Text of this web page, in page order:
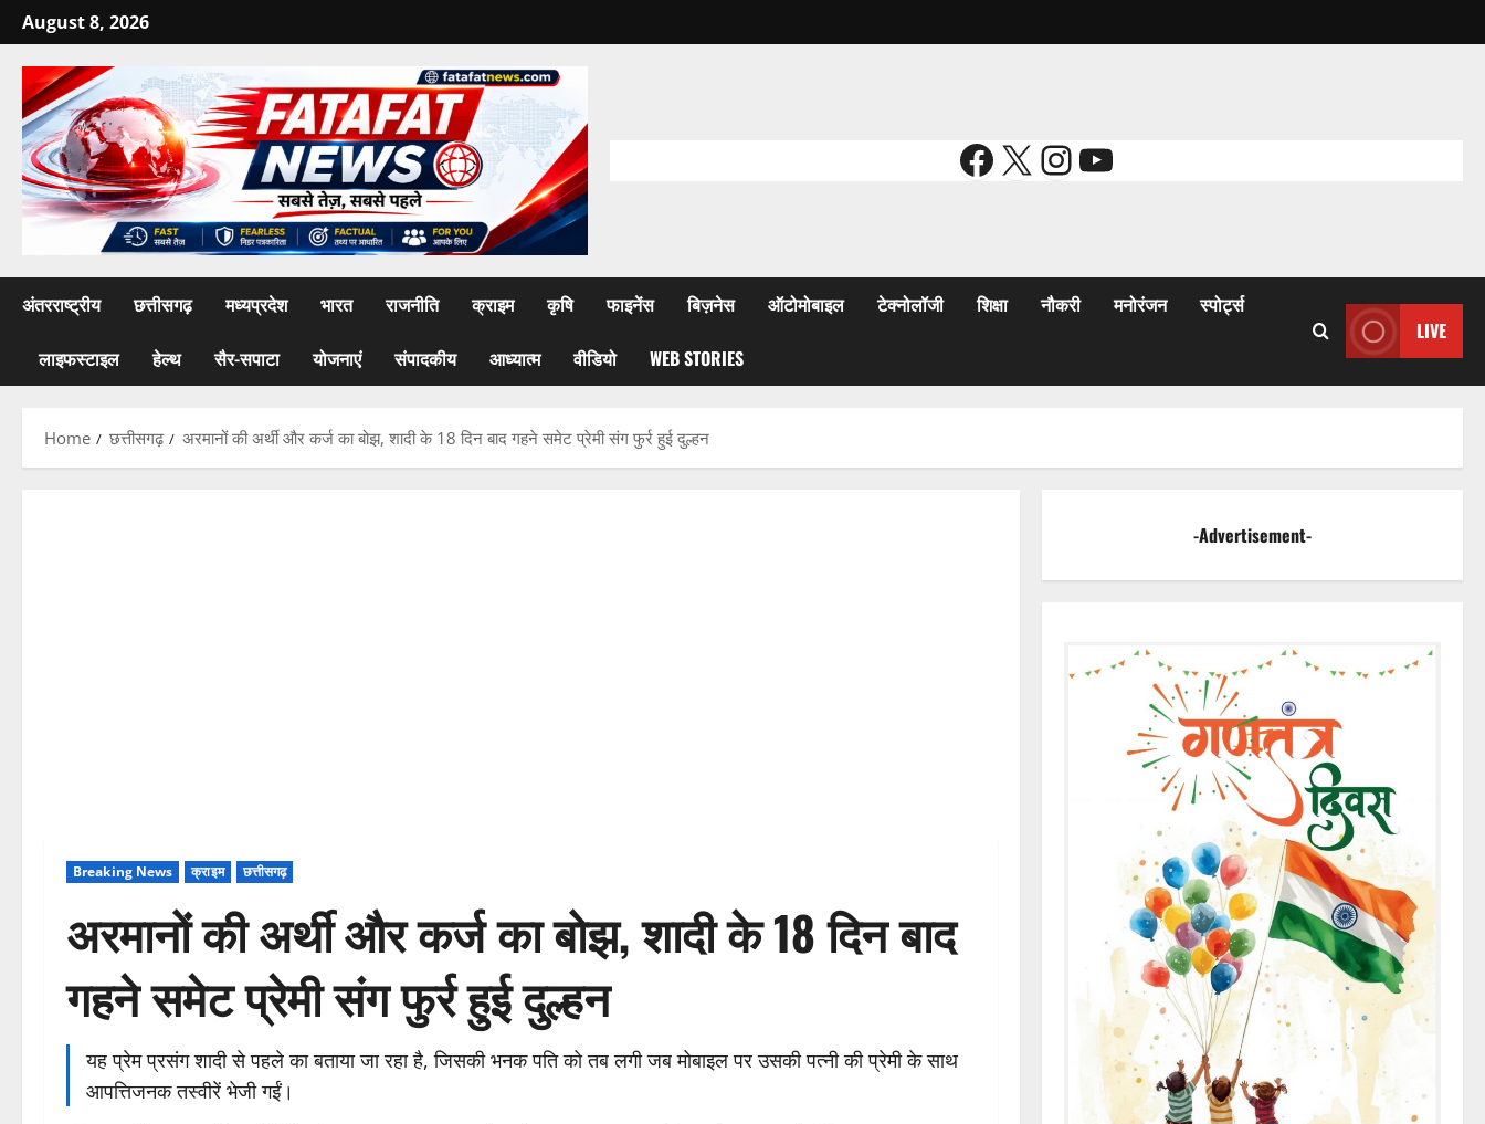
Skip
to
content
August 8, 2026
Facebook
X Instagram
YouTube
अंतरराष्ट्रीय छत्तीसगढ़ मध्यप्रदेश भारत राजनीति क्राइम कृषि फाइनेंस बिज़नेस ऑटोमोबाइल टेक्नोलॉजी शिक्षा नौकरी मनोरंजन स्पोर्ट्स
लाइफस्टाइल हेल्थ सैर-सपाटा योजनाएं संपादकीय आध्यात्म वीडियो WEB STORIES
LIVE
Home छत्तीसगढ़ अरमानों की अर्थी और कर्ज का बोझ, शादी के 18 दिन बाद गहने समेट प्रेमी संग फुर्र हुई दुल्हन
Breaking News क्राइम छत्तीसगढ़
अरमानों की अर्थी और कर्ज का बोझ, शादी के 18 दिन बाद
गहने समेट प्रेमी संग फुर्र हुई दुल्हन
यह प्रेम प्रसंग शादी से पहले का बताया जा रहा है, जिसकी भनक पति को तब लगी जब मोबाइल पर उसकी पत्नी की प्रेमी के साथ
आपत्तिजनक तस्वीरें भेजी गईं।
-Advertisement-